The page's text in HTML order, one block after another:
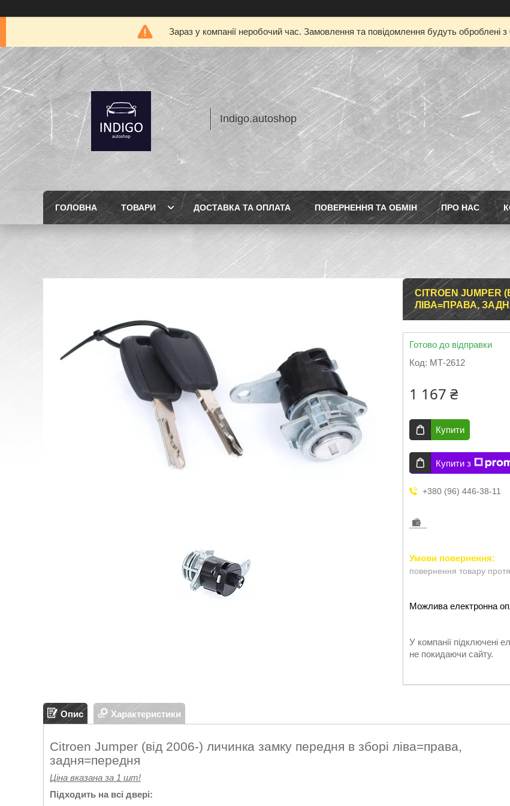
Зараз у компанії неробочий час. Замовлення та повідомлення будуть оброблені
Indigo.autoshop
ГОЛОВНА ТОВАРИ ДОСТАВКА ТА ОПЛАТА ПОВЕРНЕННЯ ТА ОБМІН ПРО НАС
CITROEN
ЛІВА=ПРАВА,
Готово до відправки
Код: МТ-2612
1 167 ₴
Купити
Купити з
+380 (96) 446-38-11
повернення товару
У компанії підключені
не покидаючи сайту.
Опис Характеристики
Citroen Jumper (від 2006-) личинка замку передня в зборі ліва=права,
задня=передня
Ціна вказана за 1 шт!
Підходить на всі двері: